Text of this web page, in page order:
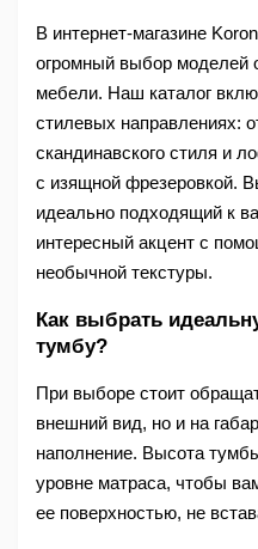
В интернет-магазине
огромный выбор моделей
мебели. Наш каталог
стилевых направлениях:
скандинавского стиля и
с изящной фрезеровкой.
идеально подходящий к
интересный акцент с
необычной текстуры.
Как выбрать
тумбу?
При выборе стоит
внешний вид, но и на
наполнение. Высота
уровне матраса, чтобы
ее поверхностью, не